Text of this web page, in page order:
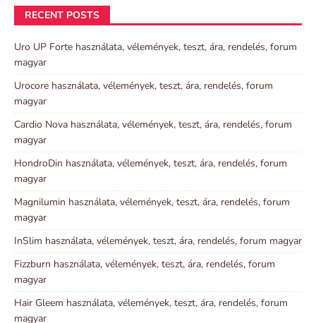
RECENT POSTS
Uro UP Forte használata, vélemények, teszt, ára, rendelés, forum
magyar
Urocore használata, vélemények, teszt, ára, rendelés, forum
magyar
Cardio Nova használata, vélemények, teszt, ára, rendelés, forum
magyar
HondroDin használata, vélemények, teszt, ára, rendelés, forum
magyar
Magnilumin használata, vélemények, teszt, ára, rendelés, forum
magyar
InSlim használata, vélemények, teszt, ára, rendelés, forum magyar
Fizzburn használata, vélemények, teszt, ára, rendelés, forum
magyar
Hair Gleem használata, vélemények, teszt, ára, rendelés, forum
magyar